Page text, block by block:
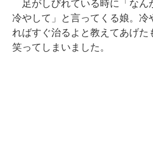
足がしびれている時に「なん
冷やして」と言ってくる娘。冷
ればすぐ治るよと教えてあげ
笑ってしまいました。